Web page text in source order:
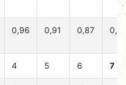
0,96 0,91 0,87 0,81
4 5 6 7